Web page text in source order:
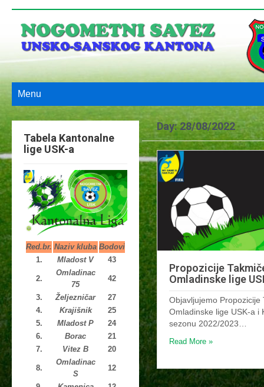
Menu
Tabela Kantonalne
lige USK-a
Red.br. Naziv kluba Bodovi
1.
Mladost V 43
2.
Omladinac
75
42
3. Željezničar
27
4.
Krajišnik
25
5.
Mladost P
24
6.
Borac
21
7.
Vitez B 20
8.
Omladinac
S
12
Day:28/08/2022
Propozicije
Omladinske lige
Objavljujemo Propozicije
Omladinske lige USK-a i
sezonu 2022/2023…
Read More »